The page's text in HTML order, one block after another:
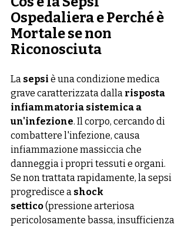
Ospedaliera e Perché è
Mortale se non
Riconosciuta
La sepsi è una condizione medica
grave caratterizzata dalla risposta
infiammatoria sistemica a
un'infezione. Il corpo, cercando di
combattere l'infezione, causa
infiammazione massiccia che
danneggia i propri tessuti e organi.
Se non trattata rapidamente, la sepsi
progredisce a shock
settico (pressione arteriosa
pericolosamente bassa, insufficienza